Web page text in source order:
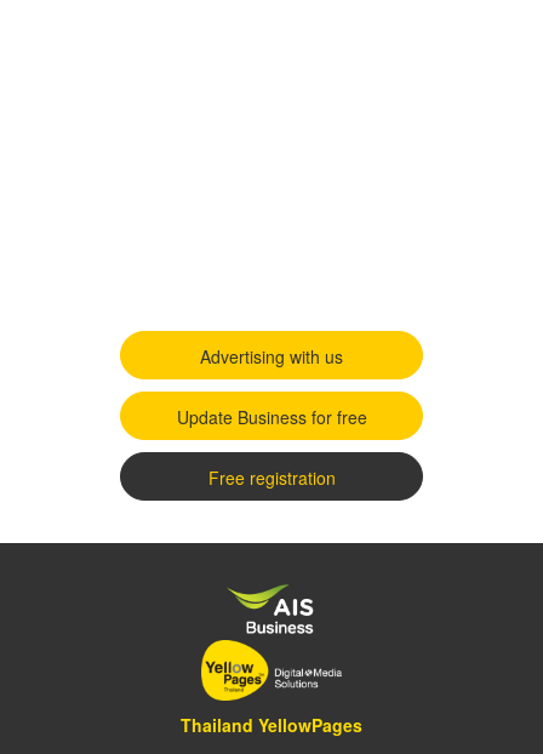
Advertising with us
Update Business for free
Free registration
Thailand YellowPages